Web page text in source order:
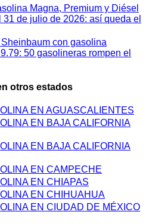
Magna, Premium y Diésel
de julio de 2026: así queda el
con gasolina
50 gasolineras rompen el
otros estados
EN AGUASCALIENTES
EN BAJA CALIFORNIA
EN BAJA CALIFORNIA
EN CAMPECHE
EN CHIAPAS
EN CHIHUAHUA
EN CIUDAD DE MÉXICO